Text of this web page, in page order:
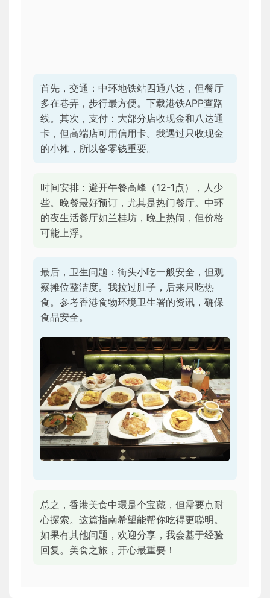
首先，交通：中环地铁站四通八达，但餐厅
多在巷弄，步行最方便。下载港铁APP查路
线。其次，支付：大部分店收现金和八达通
卡，但高端店可用信用卡。我遇过只收现金
的小摊，所以备零钱重要。
时间安排：避开午餐高峰（12-1点），人少
些。晚餐最好预订，尤其是热门餐厅。中环
的夜生活餐厅如兰桂坊，晚上热闹，但价格
可能上浮。
最后，卫生问题：街头小吃一般安全，但观
察摊位整洁度。我拉过肚子，后来只吃热
食。参考香港食物环境卫生署的资讯，确保
食品安全。
总之，香港美食中環是个宝藏，但需要点耐
心探索。这篇指南希望能帮你吃得更聪明。
如果有其他问题，欢迎分享，我会基于经验
回复。美食之旅，开心最重要！